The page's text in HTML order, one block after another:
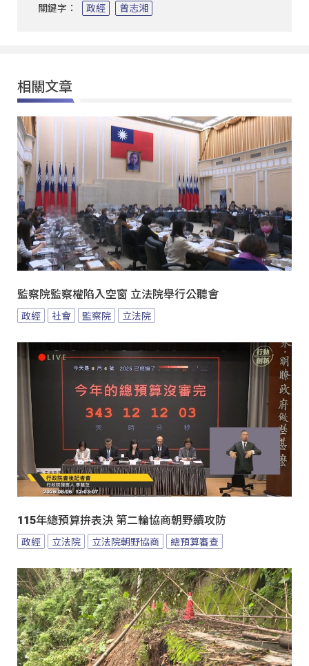
關鍵字： 政經 曾志湘
相關文章
監察院監察權陷入空窗 立法院舉行公聽會
政經 社會 監察院 立法院
115年總預算拚表決 第二輪協商朝野續攻防
政經 立法院 立法院朝野協商 總預算審查